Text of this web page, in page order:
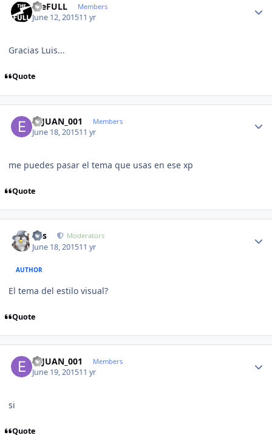
theFULL Members
June 12, 201511 yr
Gracias Luis...
Quote
ELJUAN_001 Members
June 18, 201511 yr
me puedes pasar el tema que usas en ese xp
Quote
luis Moderators
June 18, 201511 yr
AUTHOR
El tema del estilo visual?
Quote
ELJUAN_001 Members
June 19, 201511 yr
si
Quote